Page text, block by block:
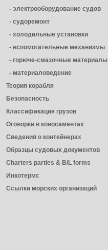
- электрооборудование судов
- cудоремонт
- холодильные установки
- вспомогательные механизмы
- горюче-смазочные материалы
- материаловедение
Теория корабля
Безопасность
Классификация грузов
Оговорки в коносаментах
Сведения о контейнерах
Образцы судовых документов
Charters parties & B/L forms
Инкотермс
Ссылки морских организаций